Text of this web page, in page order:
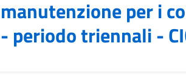
manutenzione per i
- periodo triennali -